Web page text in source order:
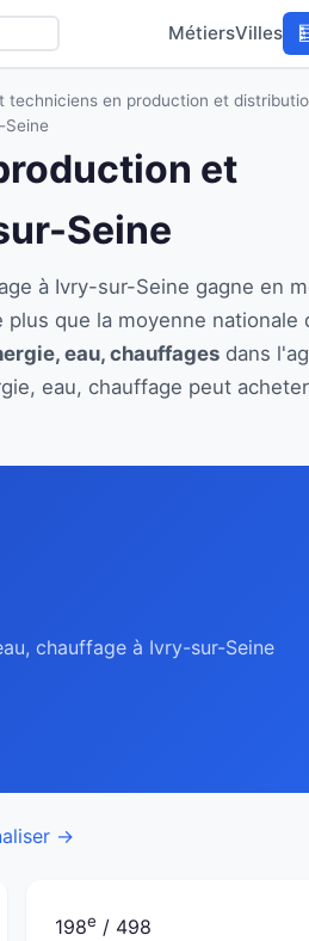
MétiersVilles
techniciens en production et
et
Seine
à Ivry-sur-Seine gagne en
que la moyenne nationale
eau, chauffages dans
eau, chauffage peut
chauffage à Ivry-sur-Seine
→
198e / 498